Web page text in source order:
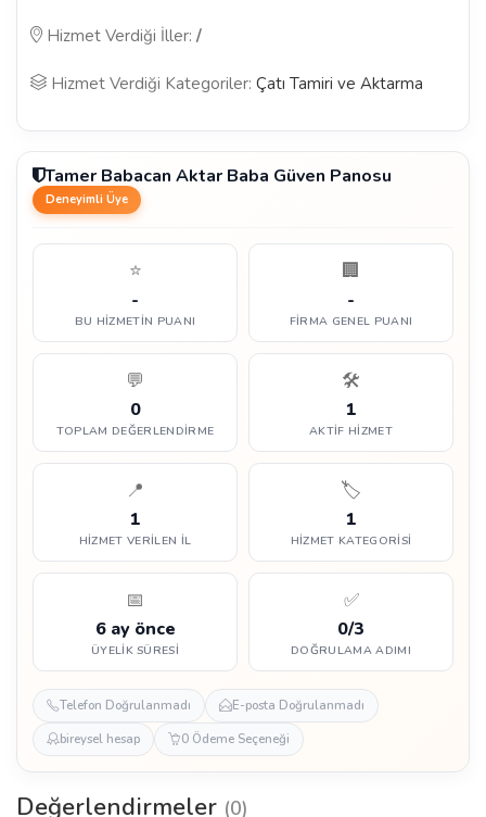
Hizmet Verdiği İller: /
Hizmet Verdiği Kategoriler: Çatı Tamiri ve Aktarma
Tamer Babacan Aktar Baba Güven Panosu
Deneyimli Üye
⭐
-
BU HIZMETIN PUANI
🏢
-
FIRMA GENEL PUANI
💬
0
TOPLAM DEĞERLENDIRME
🛠️
1
AKTIF HIZMET
📍
1
HIZMET VERILEN İL
🏷️
1
HIZMET KATEGORISI
📅
6 ay önce
ÜYELIK SÜRESI
✅
0/3
DOĞRULAMA ADIMI
Telefon Doğrulanmadı
E-posta Doğrulanmadı
bireysel hesap
0 Ödeme Seçeneği
Değerlendirmeler (0)